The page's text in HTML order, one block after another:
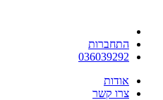
התחברות
036039292
אודות
צרו קשר